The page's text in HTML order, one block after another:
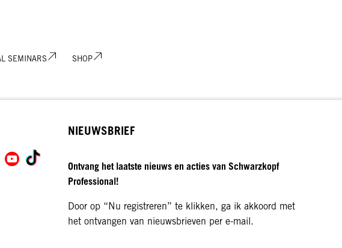
SEMINARS SHOP
NIEUWSBRIEF
Ontvang het laatste nieuws en acties van Schwarzkopf
Professional!
Door op “Nu registreren” te klikken, ga ik akkoord met
het ontvangen van nieuwsbrieven per e-mail.